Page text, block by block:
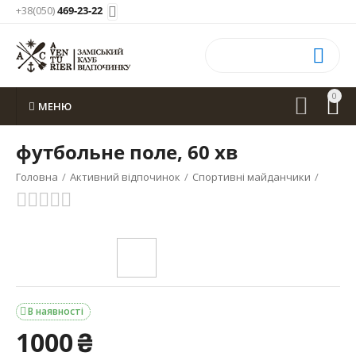
+38(050)469-23-22 
0



МЕНЮ
футбольне поле, 60 хв
Головна / Активний відпочинок / Спортивні майданчики /
В наявності

1000₴